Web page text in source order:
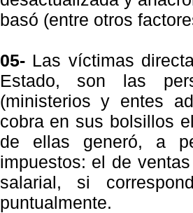
basó (entre otros
05-Las víctimas
Estado, son las
(ministerios y entes
cobra en sus bolsillos
de ellas generó, a
impuestos: el de
salarial, si
puntualmente.